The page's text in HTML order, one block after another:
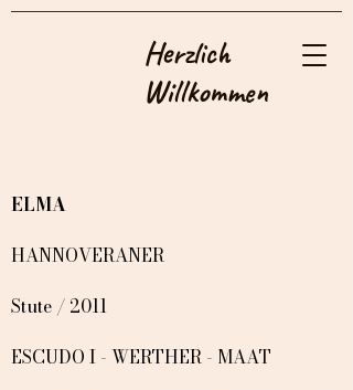
Herzlich
Willkommen
PFERDE
ELMA
HANNOVERANER
Stute / 2011
ESCUDO I - WERTHER - MAAT